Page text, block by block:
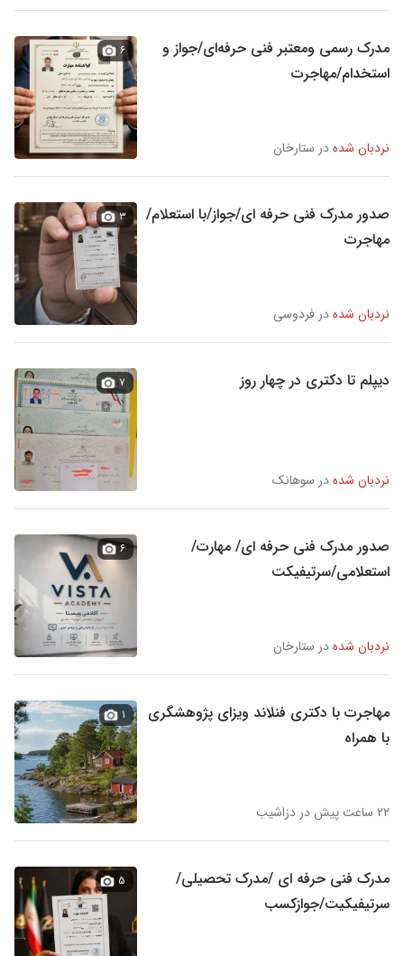
مدرک رسمی ومعتبر فنی حرفه‌ای/جواز و
استخدام/مهاجرت
نردبان شدهدر ستارخان
۶
صدور مدرک فنی حرفه ای/جواز/با استعلام/
مهاجرت
نردبان شدهدر فردوسی
۳
دیپلم تا دکتری در چهار روز
نردبان شدهدر سوهانک
۷
صدور مدرک فنی حرفه ای/ مهارت/
استعلامی/سرتیفیکت
نردبان شدهدر ستارخان
۶
مهاجرت با دکتری فنلاند ویزای پژوهشگری
با همراه
۲۲ ساعت پیش در دزاشیب
۱
مدرک فنی حرفه ای /مدرک تحصیلی/
سرتیفیکیت/جوازکسب
۵